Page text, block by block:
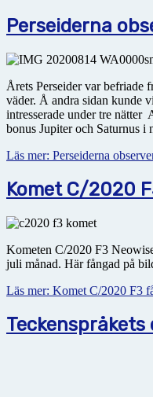
Perseiderna
Årets Perseider var befriade
väder. Å andra sidan kunde
intresserade under tre nätter
bonus Jupiter och Saturnus i
Läs mer: Perseiderna
Komet C/2020
Kometen C/2020 F3
juli månad. Här fångad på
Läs mer: Komet C/2020 F3
Teckenspråkets